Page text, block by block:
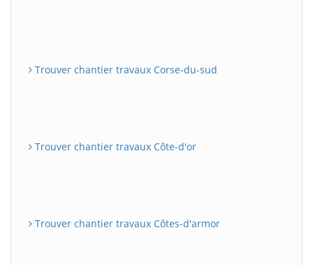
Trouver chantier travaux Corse-du-sud
Trouver chantier travaux Côte-d'or
Trouver chantier travaux Côtes-d'armor